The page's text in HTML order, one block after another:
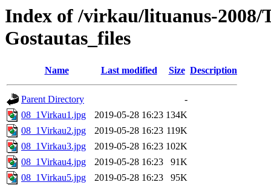
Index of /virkau/lituanus-2008/
Gostautas_files
Name Last modified Size Description
Parent Directory
-
08_1Virkau1.jpg
2019-05-28 16:23 134K
08_1Virkau2.jpg
2019-05-28 16:23 119K
08_1Virkau3.jpg
2019-05-28 16:23 102K
08_1Virkau4.jpg
2019-05-28 16:23
91K
08_1Virkau5.jpg
2019-05-28 16:23
95K